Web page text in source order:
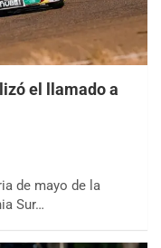
el llamado a
de mayo de la
Sur…